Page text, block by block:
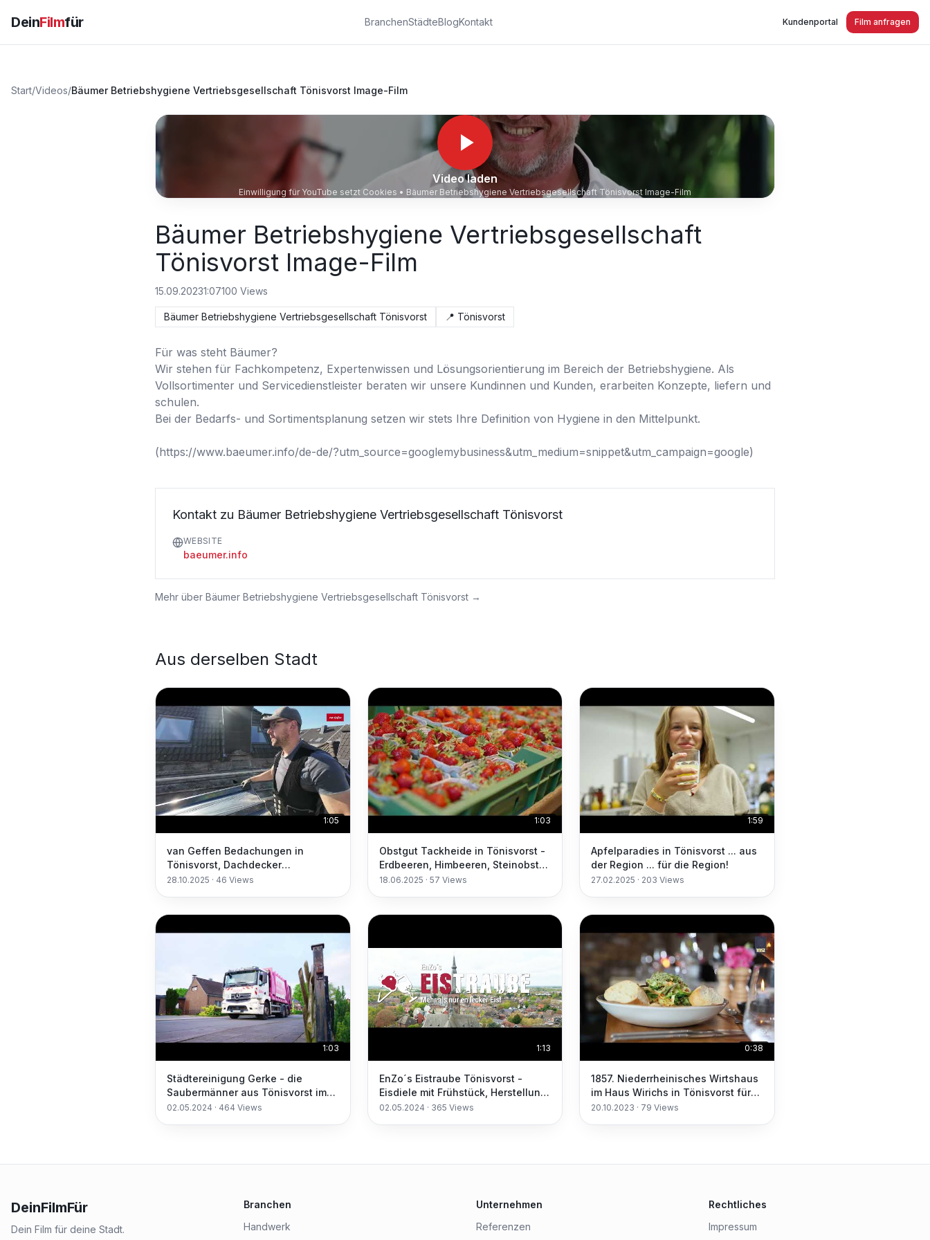
DeinFilmfür BranchenStädteBlogKontakt Kundenportal Film anfragen
Start/Videos/Bäumer Betriebshygiene Vertriebsgesellschaft Tönisvorst Image-Film
Video laden
Einwilligung für YouTube setzt Cookies • Bäumer Betriebshygiene Vertriebsgesellschaft Tönisvorst Image-Film
Bäumer Betriebshygiene Vertriebsgesellschaft
Tönisvorst Image-Film
15.09.20231:07100 Views
Bäumer Betriebshygiene Vertriebsgesellschaft Tönisvorst 📍 Tönisvorst
Für was steht Bäumer?
Wir stehen für Fachkompetenz, Expertenwissen und Lösungsorientierung im Bereich der Betriebshygiene. Als
Vollsortimenter und Servicedienstleister beraten wir unsere Kundinnen und Kunden, erarbeiten Konzepte, liefern und
schulen.
Bei der Bedarfs- und Sortimentsplanung setzen wir stets Ihre Definition von Hygiene in den Mittelpunkt.
(https://www.baeumer.info/de-de/?utm_source=googlemybusiness&utm_medium=snippet&utm_campaign=google)
Kontakt zu Bäumer Betriebshygiene Vertriebsgesellschaft Tönisvorst
WEBSITE
baeumer.info
Mehr über Bäumer Betriebshygiene Vertriebsgesellschaft Tönisvorst →
Aus derselben Stadt
1:05
van Geffen Bedachungen in
Tönisvorst, Dachdecker
Meisterbetrieb
28.10.2025 · 46 Views
1:03
Obstgut Tackheide in Tönisvorst -
Erdbeeren, Himbeeren, Steinobst
auch zum Selber pflücken!
18.06.2025 · 57 Views
1:59
Apfelparadies in Tönisvorst ... aus
der Region ... für die Region!
27.02.2025 · 203 Views
1:03
Städtereinigung Gerke - die
Saubermänner aus Tönisvorst im
Einsatz ...
02.05.2024 · 464 Views
1:13
EnZo´s Eistraube Tönisvorst -
Eisdiele mit Frühstück, Herstellung
von Speiseeis, frische Zutaten
02.05.2024 · 365 Views
0:38
1857. Niederrheinisches Wirtshaus
im Haus Wirichs in Tönisvorst für
Ihr Event.
20.10.2023 · 79 Views
DeinFilmFür
Dein Film für deine Stadt.
Branchen
Handwerk
Unternehmen
Referenzen
Rechtliches
Impressum